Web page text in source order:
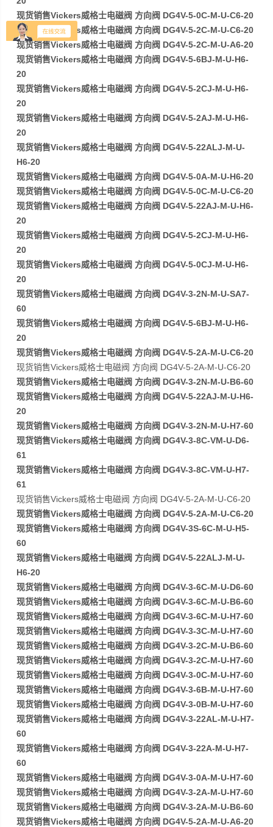
现货销售Vickers威格士电磁阀 方向阀 DG4V-5-0C-M-U-C6-20
现货销售Vickers威格士电磁阀 方向阀 DG4V-5-2C-M-U-C6-20
现货销售Vickers威格士电磁阀 方向阀 DG4V-5-2C-M-U-A6-20
现货销售Vickers威格士电磁阀 方向阀 DG4V-5-6BJ-M-U-H6-
20
现货销售Vickers威格士电磁阀 方向阀 DG4V-5-2CJ-M-U-H6-
20
现货销售Vickers威格士电磁阀 方向阀 DG4V-5-2AJ-M-U-H6-
20
现货销售Vickers威格士电磁阀 方向阀 DG4V-5-22ALJ-M-U-
H6-20
现货销售Vickers威格士电磁阀 方向阀 DG4V-5-0A-M-U-H6-20
现货销售Vickers威格士电磁阀 方向阀 DG4V-5-0C-M-U-C6-20
现货销售Vickers威格士电磁阀 方向阀 DG4V-5-22AJ-M-U-H6-
20
现货销售Vickers威格士电磁阀 方向阀 DG4V-5-2CJ-M-U-H6-
20
现货销售Vickers威格士电磁阀 方向阀 DG4V-5-0CJ-M-U-H6-
20
现货销售Vickers威格士电磁阀 方向阀 DG4V-3-2N-M-U-SA7-
60
现货销售Vickers威格士电磁阀 方向阀 DG4V-5-6BJ-M-U-H6-
20
现货销售Vickers威格士电磁阀 方向阀 DG4V-5-2A-M-U-C6-20
现货销售Vickers威格士电磁阀 方向阀 DG4V-5-2A-M-U-C6-20
现货销售Vickers威格士电磁阀 方向阀 DG4V-3-2N-M-U-B6-60
现货销售Vickers威格士电磁阀 方向阀 DG4V-5-22AJ-M-U-H6-
20
现货销售Vickers威格士电磁阀 方向阀 DG4V-3-2N-M-U-H7-60
现货销售Vickers威格士电磁阀 方向阀 DG4V-3-8C-VM-U-D6-
61
现货销售Vickers威格士电磁阀 方向阀 DG4V-3-8C-VM-U-H7-
61
现货销售Vickers威格士电磁阀 方向阀 DG4V-5-2A-M-U-C6-20
现货销售Vickers威格士电磁阀 方向阀 DG4V-5-2A-M-U-C6-20
现货销售Vickers威格士电磁阀 方向阀 DG4V-3S-6C-M-U-H5-
60
现货销售Vickers威格士电磁阀 方向阀 DG4V-5-22ALJ-M-U-
H6-20
现货销售Vickers威格士电磁阀 方向阀 DG4V-3-6C-M-U-D6-60
现货销售Vickers威格士电磁阀 方向阀 DG4V-3-6C-M-U-B6-60
现货销售Vickers威格士电磁阀 方向阀 DG4V-3-6C-M-U-H7-60
现货销售Vickers威格士电磁阀 方向阀 DG4V-3-3C-M-U-H7-60
现货销售Vickers威格士电磁阀 方向阀 DG4V-3-2C-M-U-B6-60
现货销售Vickers威格士电磁阀 方向阀 DG4V-3-2C-M-U-H7-60
现货销售Vickers威格士电磁阀 方向阀 DG4V-3-0C-M-U-H7-60
现货销售Vickers威格士电磁阀 方向阀 DG4V-3-6B-M-U-H7-60
现货销售Vickers威格士电磁阀 方向阀 DG4V-3-0B-M-U-H7-60
现货销售Vickers威格士电磁阀 方向阀 DG4V-3-22AL-M-U-H7-
60
现货销售Vickers威格士电磁阀 方向阀 DG4V-3-22A-M-U-H7-
60
现货销售Vickers威格士电磁阀 方向阀 DG4V-3-0A-M-U-H7-60
现货销售Vickers威格士电磁阀 方向阀 DG4V-3-2A-M-U-H7-60
现货销售Vickers威格士电磁阀 方向阀 DG4V-3-2A-M-U-B6-60
现货销售Vickers威格士电磁阀 方向阀 DG4V-5-2A-M-U-A6-20